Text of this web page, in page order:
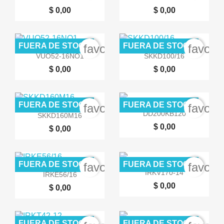
$ 0,00 $ 0,00
 Vista rápida
VUO52-16NO1
$ 0,00
FUERA DE STOCKfavorite_border
 Vista rápida
SKKD100/16
$ 0,00
FUERA DE STOCK
 Vista rápida
SKKD160M16
$ 0,00
FUERA DE STOCKfavorite_border
 Vista rápida
DD200KB120
$ 0,00
FUERA DE STOCK
 Vista rápida
IRKE56/16
$ 0,00
FUERA DE STOCKfavorite_border
 Vista rápida
IRKV170-14
$ 0,00
FUERA DE STOCK